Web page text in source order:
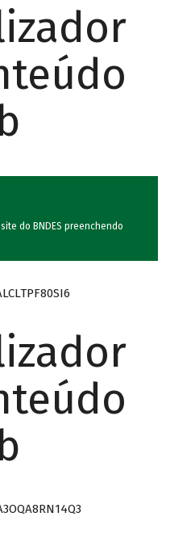
do BNDES preenchendo